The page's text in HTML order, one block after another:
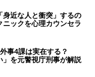
身近な人と衝突」するの
ックを心理カウンセラ
外事4課は実在する？
」を元警視庁刑事が解説